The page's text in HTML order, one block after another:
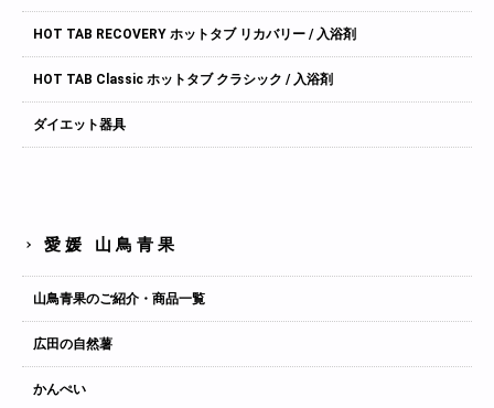
HOT TAB RECOVERY ホットタブ リカバリー / 入浴剤
HOT TAB Classic ホットタブ クラシック / 入浴剤
ダイエット器具
愛媛 山鳥青果
山鳥青果のご紹介・商品一覧
広田の自然薯
かんぺい